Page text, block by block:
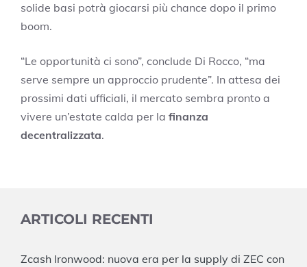
solide basi potrà giocarsi più chance dopo il primo
boom.
“Le opportunità ci sono”, conclude Di Rocco, “ma
serve sempre un approccio prudente”. In attesa dei
prossimi dati ufficiali, il mercato sembra pronto a
vivere un’estate calda per la finanza
decentralizzata.
ARTICOLI RECENTI
Zcash Ironwood: nuova era per la supply di ZEC con